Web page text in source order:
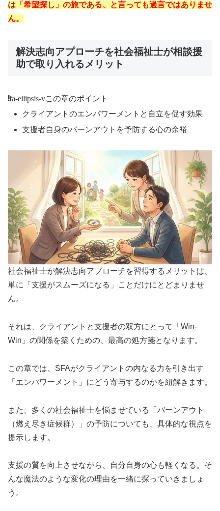
は「希望探し」の旅である、と言っても過言ではありませ
ん。
解決志向アプローチを社会福祉士が相談援
助で取り入れるメリット
fa-ellipsis-vこの章のポイント
クライアントのエンパワーメントと自立を促す効果
支援者自身のバーンアウトを予防する心の余裕
社会福祉士が解決志向アプローチを習得するメリットは、
単に「支援がスムーズになる」ことだけにとどまりませ
ん。
それは、クライアントと支援者の双方にとって「Win-
Win」の関係を築くための、最高の処方箋となります。
この章では、SFAがクライアントの内なる力を引き出す
「エンパワーメント」にどう寄与するのかを紐解きます。
また、多くの社会福祉士を悩ませている「バーンアウト
（燃え尽き症候群）」の予防についても、具体的な視点を
提示します。
支援の質を向上させながら、自分自身の心も軽くなる。そ
んな魔法のような変化の理由を一緒に探っていきましょ
う。